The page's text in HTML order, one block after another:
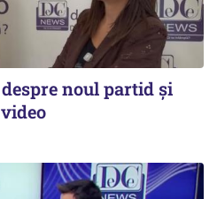
noul partid și